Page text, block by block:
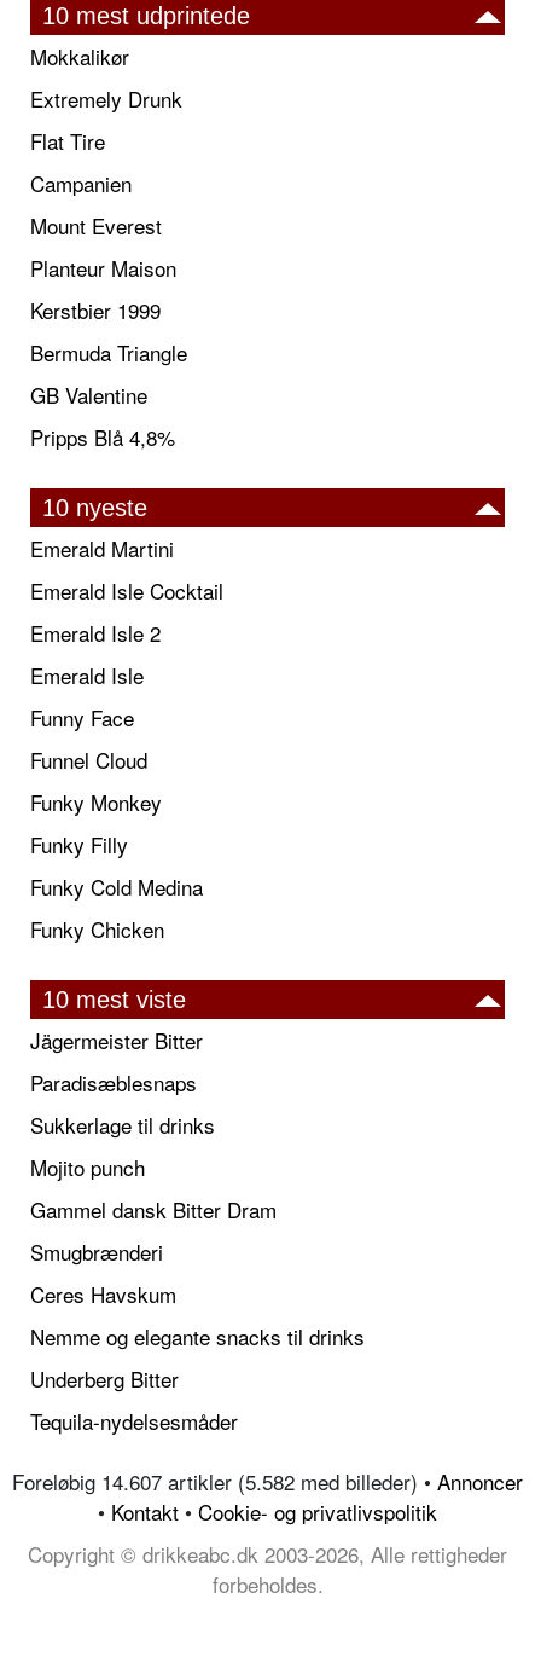
10 mest udprintede
Mokkalikør
Extremely Drunk
Flat Tire
Campanien
Mount Everest
Planteur Maison
Kerstbier 1999
Bermuda Triangle
GB Valentine
Pripps Blå 4,8%
10 nyeste
Emerald Martini
Emerald Isle Cocktail
Emerald Isle 2
Emerald Isle
Funny Face
Funnel Cloud
Funky Monkey
Funky Filly
Funky Cold Medina
Funky Chicken
10 mest viste
Jägermeister Bitter
Paradisæblesnaps
Sukkerlage til drinks
Mojito punch
Gammel dansk Bitter Dram
Smugbrænderi
Ceres Havskum
Nemme og elegante snacks til drinks
Underberg Bitter
Tequila-nydelsesmåder
Foreløbig 14.607 artikler (5.582 med billeder) • Annoncer
• Kontakt • Cookie- og privatlivspolitik
Copyright © drikkeabc.dk 2003-2026, Alle rettigheder
forbeholdes.